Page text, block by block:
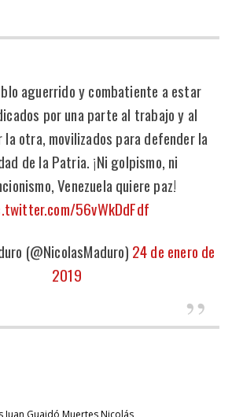
aguerrido y combatiente a estar
por una parte al trabajo y al
otra, movilizados para defender la
de la Patria. ¡Ni golpismo, ni
Venezuela quiere paz!
56vWkDdFdf
(@NicolasMaduro) 24 de enero de
2019